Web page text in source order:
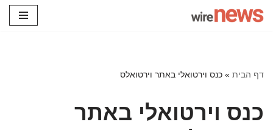
דף הבית » כנס וירטואלי באתר וירטואלס
כנס וירטואלי באתר